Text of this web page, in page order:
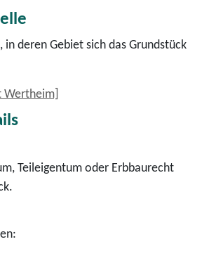
in deren Gebiet sich das Grundstück
Wertheim]
Teileigentum oder Erbbaurecht